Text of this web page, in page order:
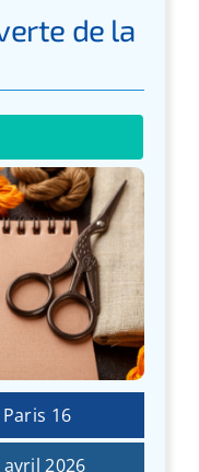
de la
16
2026